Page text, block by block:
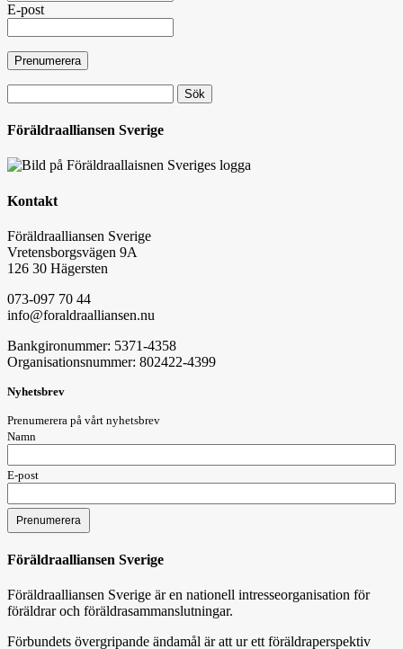
E-post
efter:
Föräldraalliansen Sverige
Kontakt
Föräldraalliansen Sverige
Vretensborgsvägen 9A
126 30 Hägersten
073-097 70 44
info@foraldraalliansen.nu
Bankgironummer: 5371-4358
Organisationsnummer: 802422-4399
Nyhetsbrev
Prenumerera på vårt nyhetsbrev
Namn
E-post
Föräldraalliansen Sverige
Föräldraalliansen Sverige är en nationell intresseorganisation för
föräldrar och föräldrasammanslutningar.
Förbundets övergripande ändamål är att ur ett föräldraperspektiv